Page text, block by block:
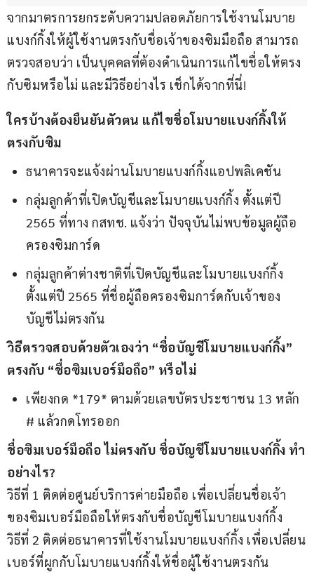
จากมาตรการยกระดับความปลอดภัยการใช้งานโมบาย
แบงก์กิ้งให้ผู้ใช้งานตรงกับชื่อเจ้าของซิมมือถือ สามารถ
ตรวจสอบว่า เป็นบุคคลที่ต้องดำเนินการแก้ไขชื่อให้ตรง
กับซิมหรือไม่ และมีวิธีอย่างไร เช็กได้จากที่นี่!
ใครบ้างต้องยืนยันตัวตน แก้ไขชื่อโมบายแบงก์กิ้งให้
ตรงกับซิม
ธนาคารจะแจ้งผ่านโมบายแบงก์กิ้งแอปพลิเคชัน
กลุ่มลูกค้าที่เปิดบัญชีและโมบายแบงก์กิ้ง ตั้งแต่ปี
2565 ที่ทาง กสทช. แจ้งว่า ปัจจุบันไม่พบข้อมูลผู้ถือ
ครองซิมการ์ด
กลุ่มลูกค้าต่างชาติที่เปิดบัญชีและโมบายแบงก์กิ้ง
ตั้งแต่ปี 2565 ที่ชื่อผู้ถือครองซิมการ์ดกับเจ้าของ
บัญชีไม่ตรงกัน
วิธีตรวจสอบด้วยตัวเองว่า “ชื่อบัญชีโมบายแบงก์กิ้ง”
ตรงกับ “ชื่อซิมเบอร์มือถือ” หรือไม่
เพียงกด *179* ตามด้วยเลขบัตรประชาชน 13 หลัก
# แล้วกดโทรออก
ชื่อซิมเบอร์มือถือ ไม่ตรงกับ ชื่อบัญชีโมบายแบงก์กิ้ง ทำ
อย่างไร?
วิธีที่ 1 ติดต่อศูนย์บริการค่ายมือถือ เพื่อเปลี่ยนชื่อเจ้า
ของซิมเบอร์มือถือให้ตรงกับชื่อบัญชีโมบายแบงก์กิ้ง
วิธีที่ 2 ติดต่อธนาคารที่ใช้งานโมบายแบงก์กิ้ง เพื่อเปลี่ยน
เบอร์ที่ผูกกับโมบายแบงก์กิ้งให้ชื่อผู้ใช้งานตรงกัน